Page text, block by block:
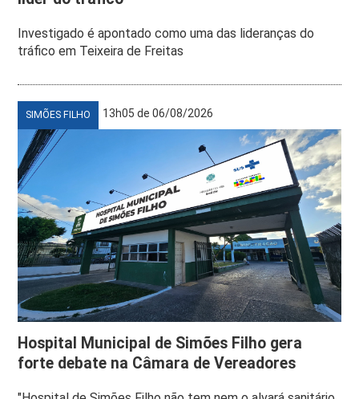
Investigado é apontado como uma das lideranças do
tráfico em Teixeira de Freitas
SIMÕES FILHO 13h05 de 06/08/2026
Hospital Municipal de Simões Filho gera
forte debate na Câmara de Vereadores